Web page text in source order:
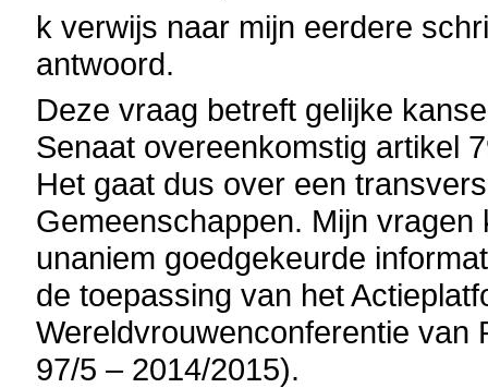
k verwijs naar mijn eerdere
antwoord.
Deze vraag betreft gelijke
Senaat overeenkomstig artikel
Het gaat dus over een
Gemeenschappen. Mijn
unaniem goedgekeurde
de toepassing van het
Wereldvrouwenconferentie van
97/5 – 2014/2015).